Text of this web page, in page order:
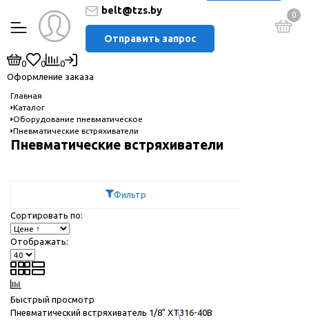
belt@tzs.by
Отправить запрос
0
0 0
0
Оформление заказа
Главная
Каталог
Оборудование пневматическое
Пневматические встряхиватели
Пневматические встряхиватели
Фильтр
Сортировать по:
Отображать:
Быстрый просмотр
Пневматический встряхиватель 1/8" XT316-40B